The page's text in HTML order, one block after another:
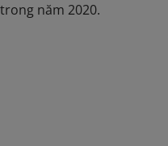
trong năm 2020.